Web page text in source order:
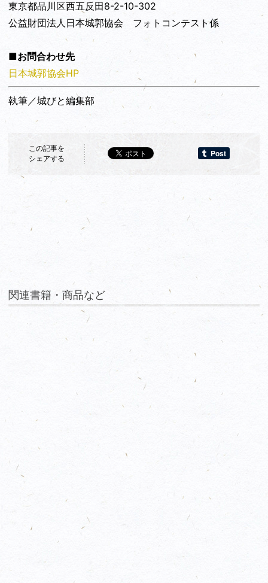
東京都品川区西五反田8-2-10-302
公益財団法人日本城郭協会 フォトコンテスト係
■お問合わせ先
日本城郭協会HP
執筆／城びと編集部
この記事を
シェアする
関連書籍・商品など